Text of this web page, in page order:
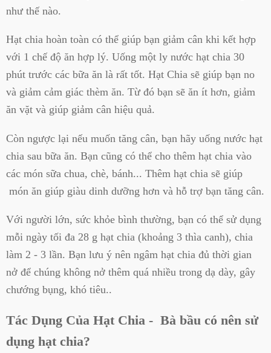
như thế nào.
Hạt chia hoàn toàn có thể giúp bạn giảm cân khi kết hợp
với 1 chế độ ăn hợp lý. Uống một ly nước hạt chia 30
phút trước các bữa ăn là rất tốt. Hạt Chia sẽ giúp bạn no
và giảm cảm giác thèm ăn. Từ đó bạn sẽ ăn ít hơn, giảm
ăn vặt và giúp giảm cân hiệu quả.
Còn ngược lại nếu muốn tăng cân, bạn hãy uống nước hạt
chia sau bữa ăn. Bạn cũng có thể cho thêm hạt chia vào
các món sữa chua, chè, bánh... Thêm hạt chia sẽ giúp
món ăn giúp giàu dinh dưỡng hơn và hỗ trợ bạn tăng cân.
Với người lớn, sức khỏe bình thường, bạn có thể sử dụng
mỗi ngày tối đa 28 g hạt chia (khoảng 3 thìa canh), chia
làm 2 - 3 lần. Bạn lưu ý nên ngâm hạt chia đủ thời gian
nở để chúng không nở thêm quá nhiều trong dạ dày, gây
chướng bụng, khó tiêu..
Tác Dụng Của Hạt Chia - Bà bầu có nên sử
dụng hạt chia?